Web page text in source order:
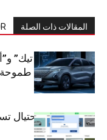
المقالات ذات الصلة
شراكة “كارس تيك”
صناعة سيارات طموحة
تحذير: عملية احتيال
دوبلو بانوراما